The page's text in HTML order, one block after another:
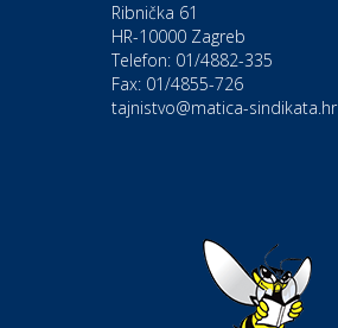
Gastro
Hotel Bunčić Vrbovec
Izletište i vinotočje VINIA
Ribnička 61
HR-10000 Zagreb
Telefon: 01/4882-335
Fax: 01/4855-726
tajnistvo@matica-sindikata.hr